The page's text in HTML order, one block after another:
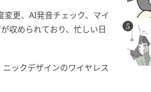
更、AI発音チェック、マイ
収められており、忙しい日
ックデザインのワイヤレス